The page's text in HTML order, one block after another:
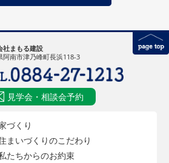
社まもる建設
阿南市津乃峰町長浜118-3
見学会・相談会予約
づくり
まいづくりのこだわり
たちからのお約束